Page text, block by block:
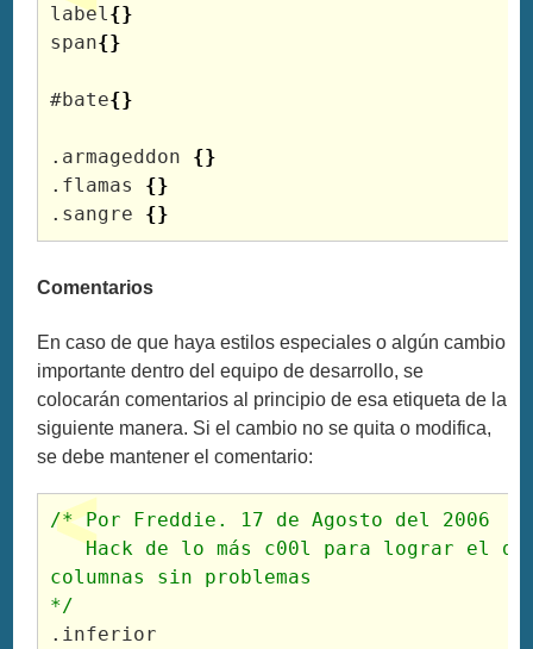
label{}
span{}
#bate{}
.armageddon {}
.flamas {}
.sangre {}
Comentarios
En caso de que haya estilos especiales o algún cambio
importante dentro del equipo de desarrollo, se
colocarán comentarios al principio de esa etiqueta de la
siguiente manera. Si el cambio no se quita o modifica,
se debe mantener el comentario:
/* Por Freddie. 17 de Agosto del 2006
Hack de lo más c00l para lograr el
columnas sin problemas
*/